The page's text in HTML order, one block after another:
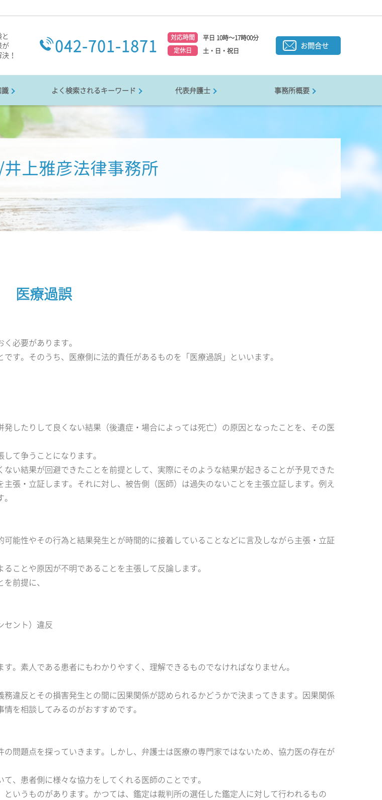
が
！
042-701-1871 対応時間
平日 10時～17時00分
定休日
土・日・祝日
お問合せ
よく検索されるキーワード 代表弁護士 事務所概要
上雅彦法律事務所
医療過誤
必要があります。
す。そのうち、医療側に法的責任があるものを「医療過誤」といいます。
したりして良くない結果（後遺症・場合によっては死亡）の原因となったことを、その医
て争うことになります。
い結果が回避できたことを前提として、実際にそのような結果が起きることが予見できた
張・立証します。それに対し、被告側（医師）は過失のないことを主張立証します。例え
能性やその行為と結果発生とが時間的に接着していることなどに言及しながら主張・立証
ことや原因が不明であることを主張して反論します。
前提に、
セント）違反
。素人である患者にもわかりやすく、理解できるものでなければなりません。
違反とその損害発生との間に因果関係が認められるかどうかで決まってきます。因果関係
を相談してみるのがおすすめです。
問題点を探っていきます。しかし、弁護士は医療の専門家ではないため、協力医の存在が
、患者側に様々な協力をしてくれる医師のことです。
いうものがあります。かつては、鑑定は裁判所の選任した鑑定人に対して行われるもの